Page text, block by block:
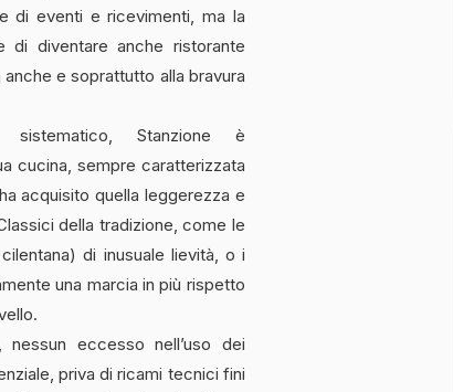
di eventi e ricevimenti, ma la
di diventare anche ristorante
e soprattutto alla bravura
sistematico, Stanzione è
cucina, sempre caratterizzata
acquisito quella leggerezza e
della tradizione, come le
di inusuale lievità, o i
una marcia in più rispetto
nessun eccesso nell’uso dei
priva di ricami tecnici fini